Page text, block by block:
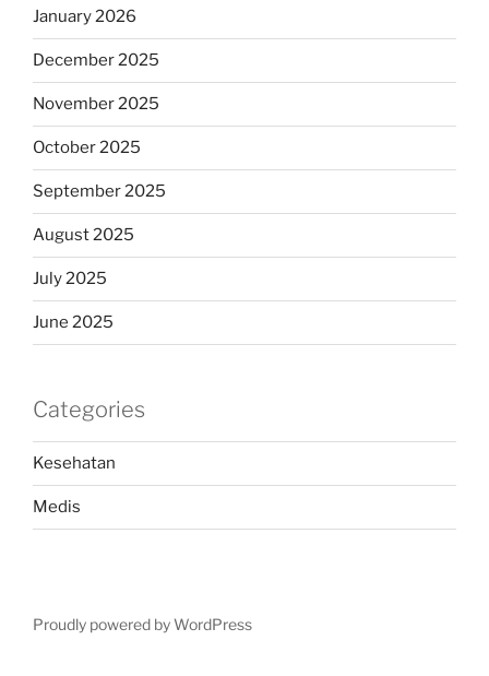
January 2026
December 2025
November 2025
October 2025
September 2025
August 2025
July 2025
June 2025
Categories
Kesehatan
Medis
Proudly powered by WordPress